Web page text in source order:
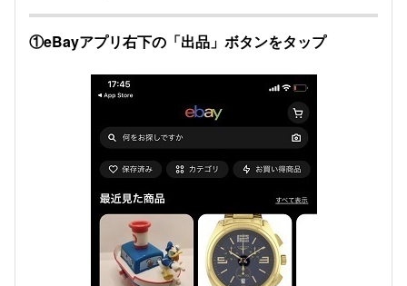
①eBayアプリ右下の「出品」ボタンをタップ